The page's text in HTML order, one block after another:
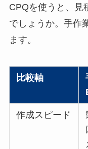
CPQを使うと、見
でしょうか。手作
ます。
比較軸
作成スピード